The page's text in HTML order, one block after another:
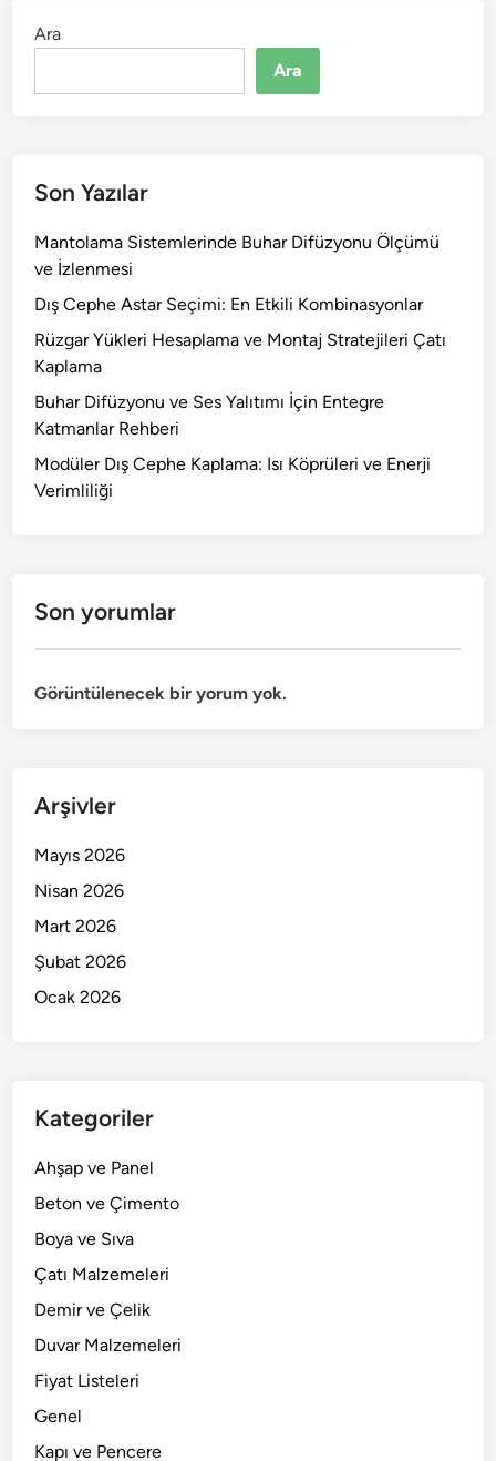
Ara
Ara
Son Yazılar
Mantolama Sistemlerinde Buhar Difüzyonu Ölçümü
ve İzlenmesi
Dış Cephe Astar Seçimi: En Etkili Kombinasyonlar
Rüzgar Yükleri Hesaplama ve Montaj Stratejileri Çatı
Kaplama
Buhar Difüzyonu ve Ses Yalıtımı İçin Entegre
Katmanlar Rehberi
Modüler Dış Cephe Kaplama: Isı Köprüleri ve Enerji
Verimliliği
Son yorumlar
Görüntülenecek bir yorum yok.
Arşivler
Mayıs 2026
Nisan 2026
Mart 2026
Şubat 2026
Ocak 2026
Kategoriler
Ahşap ve Panel
Beton ve Çimento
Boya ve Sıva
Çatı Malzemeleri
Demir ve Çelik
Duvar Malzemeleri
Fiyat Listeleri
Genel
Kapı ve Pencere